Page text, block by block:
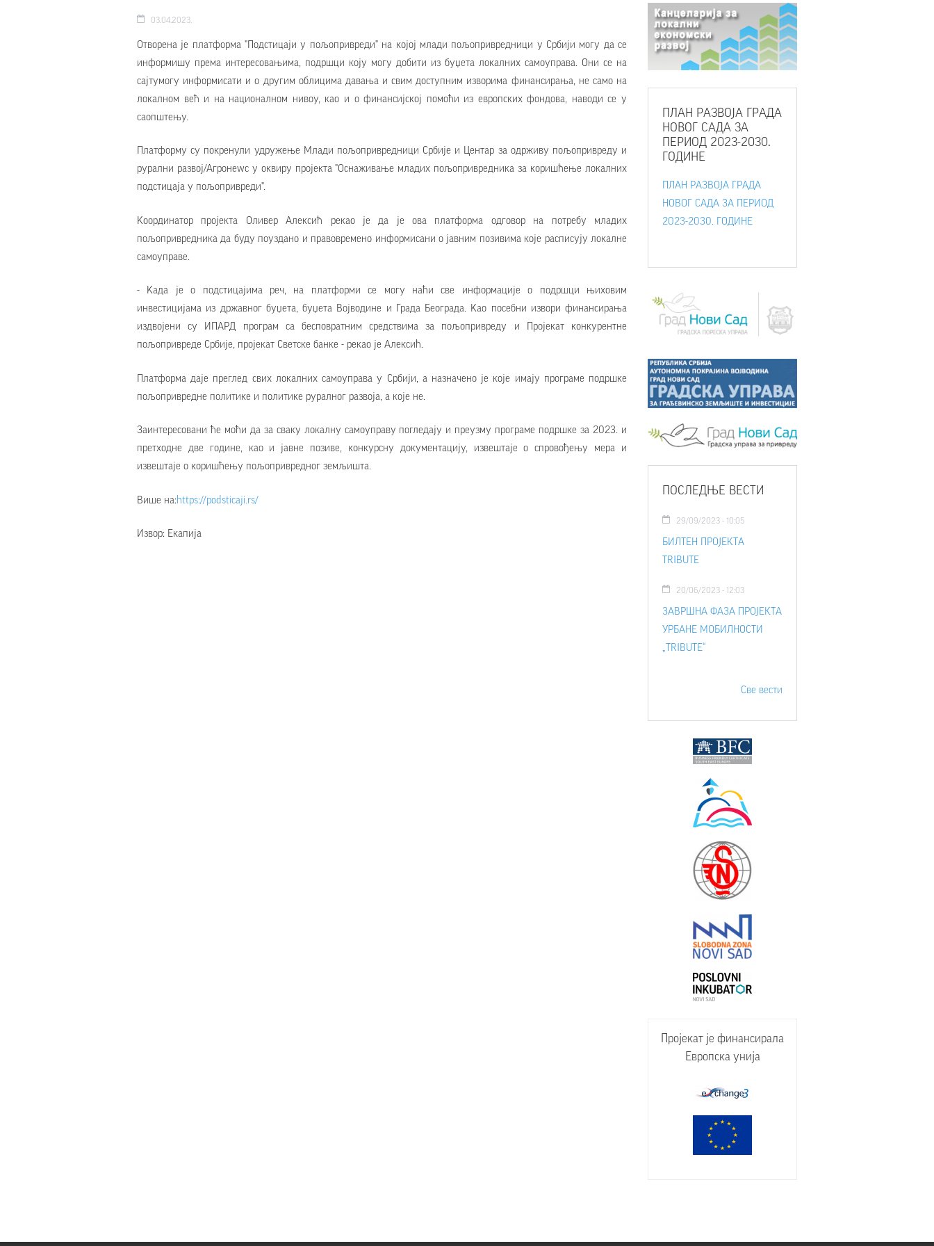
03.04.2023.
Отворена је платформа "Подстицаји у пољопривреди" на којој млади пољопривредници у Србији могу да се
информишу према интересовањима, подршци коју могу добити из буџета локалних самоуправа. Они се на
сајтумогу информисати и о другим облицима давања и свим доступним изворима финансирања, не само на
локалном већ и на националном нивоу, као и о финансијској помоћи из европских фондова, наводи се у
саопштењу.
Платформу су покренули удружење Млади пољопривредници Србије и Центар за одрживу пољопривреду и
рурални развој/Агронеwс у оквиру пројекта "Оснаживање младих пољопривредника за коришћење локалних
подстицаја у пољопривреди".
Kоординатор пројекта Оливер Алексић рекао је да је ова платформа одговор на потребу младих
пољопривредника да буду поуздано и правовремено информисани о јавним позивима које расписују локалне
самоуправе.
- Kада је о подстицајима реч, на платформи се могу наћи све информације о подршци њиховим
инвестицијама из државног буџета, буџета Војводине и Града Београда. Kао посебни извори финансирања
издвојени су ИПАРД програм са бесповратним средствима за пољопривреду и Пројекат конкурентне
пољопривреде Србије, пројекат Светске банке - рекао је Алексић.
Платформа даје преглед свих локалних самоуправа у Србији, а назначено је које имају програме подршке
пољопривредне политике и политике руралног развоја, а које не.
Заинтересовани ће моћи да за сваку локалну самоуправу погледају и преузму програме подршке за 2023. и
претходне две године, као и јавне позиве, конкурсну документацију, извештаје о спровођењу мера и
извештаје о коришћењу пољопривредног земљишта.
Више на:https://podsticaji.rs/
Извор: Екапија
ПЛАН РАЗВОЈА ГРАДА
НОВОГ САДА ЗА
ПЕРИОД 2023-2030.
ГОДИНЕ
ПЛАН РАЗВОЈА ГРАДА
НОВОГ САДА ЗА ПЕРИОД
2023-2030. ГОДИНЕ
ПОСЛЕДЊЕ ВЕСТИ
29/09/2023 - 10:05
БИЛТЕН ПРОЈЕКТА
TRIBUTE
20/06/2023 - 12:03
ЗАВРШНА ФАЗА ПРОЈЕКТА
УРБАНЕ МОБИЛНОСТИ
„TRIBUTE“
Све вести
Пројекат је финансирала
Европска унија